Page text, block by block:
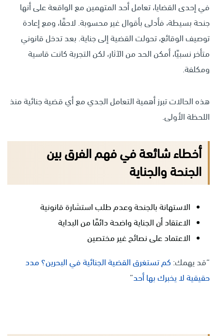
في إحدى القضايا، تعامل أحد المتهمين مع الواقعة على أنها
جنحة بسيطة، فأدلى بأقوال غير محسوبة. لاحقًا، ومع إعادة
توصيف الوقائع، تحولت القضية إلى جناية. بعد تدخل قانوني
متأخر نسبيًا، أمكن الحد من الآثار، لكن التجربة كانت قاسية
ومكلفة.
هذه الحالات تبرز أهمية التعامل الجدي مع أي قضية جنائية منذ
اللحظة الأولى.
أخطاء شائعة في فهم الفرق بين
الجنحة والجناية
الاستهانة بالجنحة وعدم طلب استشارة قانونية
الاعتقاد أن الجناية واضحة دائمًا من البداية
الاعتماد على نصائح غير مختصين
“قد يهمك: كم تستغرق القضية الجنائية في البحرين؟ مدد
حقيقية لا يخبرك بها أحد”